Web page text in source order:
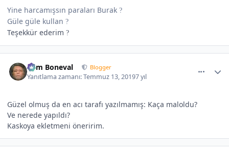
Yine harcamışsın paraları Burak ?
Güle güle kullan ?
Teşekkür ederim ?
Cem Boneval Blogger
Yanıtlama zamanı:Temmuz 13, 20197 yıl
Güzel olmuş da en acı tarafı yazılmamış: Kaça maloldu?
Ve nerede yapıldı?
Kaskoya ekletmeni öneririm.